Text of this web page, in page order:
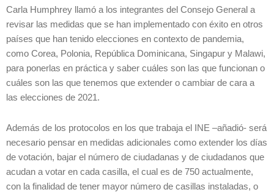
Carla Humphrey llamó a los integrantes del Consejo General a
revisar las medidas que se han implementado con éxito en otros
países que han tenido elecciones en contexto de pandemia,
como Corea, Polonia, República Dominicana, Singapur y Malawi,
para ponerlas en práctica y saber cuáles son las que funcionan o
cuáles son las que tenemos que extender o cambiar de cara a
las elecciones de 2021.
Además de los protocolos en los que trabaja el INE –añadió- será
necesario pensar en medidas adicionales como extender los días
de votación, bajar el número de ciudadanas y de ciudadanos que
acudan a votar en cada casilla, el cual es de 750 actualmente,
con la finalidad de tener mayor número de casillas instaladas, o